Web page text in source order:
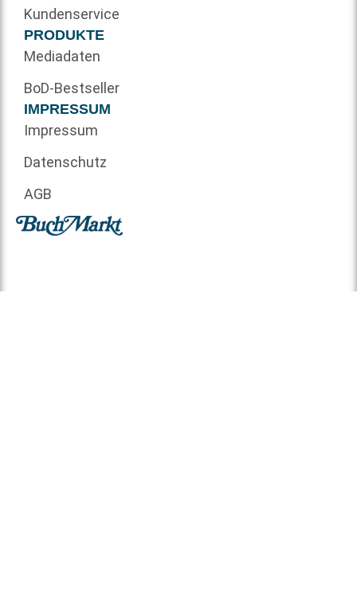
Kundenservice
PRODUKTE
Mediadaten
BoD-Bestseller
IMPRESSUM
Impressum
Datenschutz
AGB